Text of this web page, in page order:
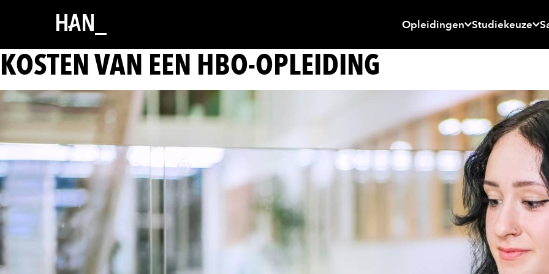
Opleidingen Studiekeuze
KOSTEN VAN EEN HBO-OPLEIDING